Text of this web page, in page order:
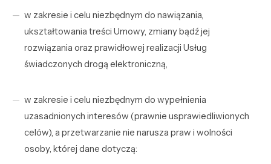
w zakresie i celu niezbędnym do nawiązania,
ukształtowania treści Umowy, zmiany bądź jej
rozwiązania oraz prawidłowej realizacji Usług
świadczonych drogą elektroniczną,
w zakresie i celu niezbędnym do wypełnienia
uzasadnionych interesów (prawnie usprawiedliwionych
celów), a przetwarzanie nie narusza praw i wolności
osoby, której dane dotyczą: